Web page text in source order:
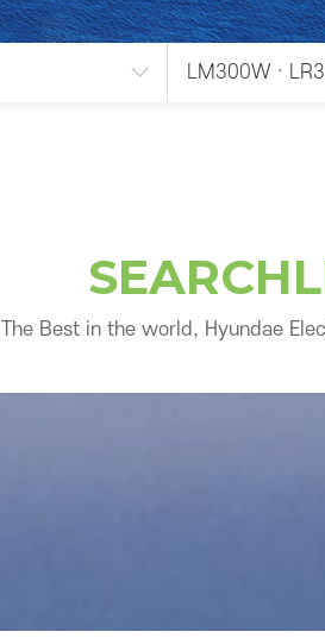
LM300W ·
The Best in the world, Hyundae